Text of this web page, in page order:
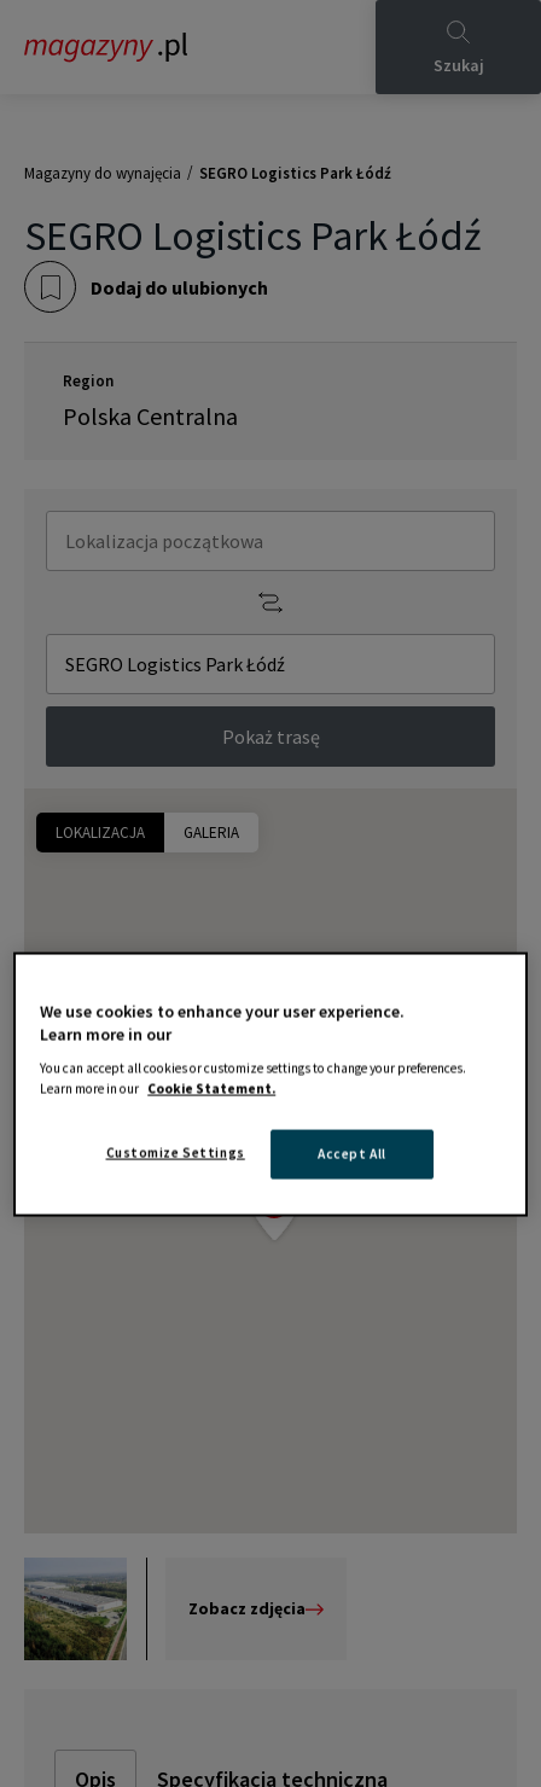
Szukaj
Magazyny do wynajęcia / SEGRO Logistics Park Łódź
SEGRO Logistics Park Łódź
Dodaj do ulubionych
Region
Polska Centralna
LOKALIZACJA GALERIA
Pokaż trasę
Zobacz zdjęcia
Opis Specyfikacja techniczna
We use cookies to enhance your user experience.
Learn more in our
You can accept all cookies or customize settings to change your preferences.
Learn more in our Cookie Statement.
Accept All
Customize Settings